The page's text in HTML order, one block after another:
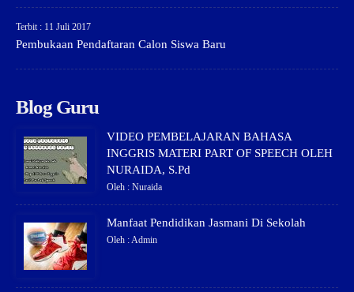
Terbit : 11 Juli 2017
Pembukaan Pendaftaran Calon Siswa Baru
Blog Guru
VIDEO PEMBELAJARAN BAHASA
INGGRIS MATERI PART OF SPEECH OLEH
NURAIDA, S.Pd
Oleh : Nuraida
Manfaat Pendidikan Jasmani Di Sekolah
Oleh : Admin